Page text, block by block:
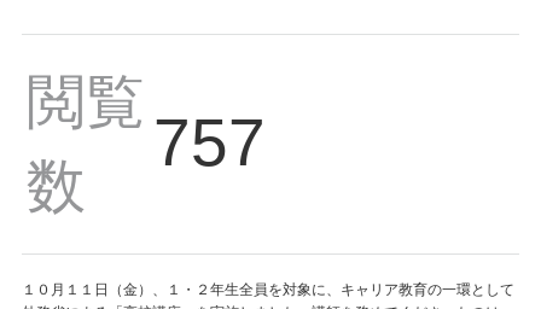
閲覧
数
757
１０月１１日（金）、１・２年生全員を対象に、キャリア教育の一環として